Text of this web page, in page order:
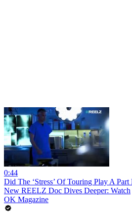
0:44
Did The ‘Stress’ Of Touring Play A Part
New REELZ Doc Dives Deeper: Watch
OK Magazine